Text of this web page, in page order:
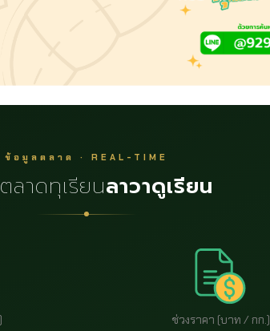
ข้อมูลตลาด · REAL-TIME
ลาดทุเรียนลาวาดูเรียน
ช่วงราคา (บาท / กก.)